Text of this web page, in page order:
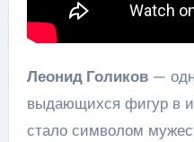
Леонид Голиков—
выдающихся фигур в
стало символом